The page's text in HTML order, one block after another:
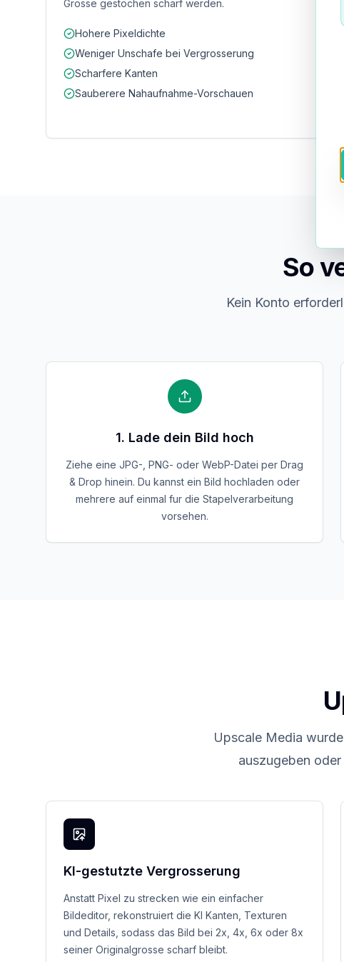
Grosse gestochen scharf werden.
Hohere Pixeldichte
Weniger Unschafe bei Vergrosserung
Scharfere Kanten
Sauberere Nahaufnahme-Vorschauen
So
Kein Konto
1. Lade dein Bild hoch
Ziehe eine JPG-, PNG- oder WebP-Datei per Drag
& Drop hinein. Du kannst ein Bild hochladen oder
mehrere auf einmal fur die Stapelverarbeitung
vorsehen.
Upscale Media
auszugeben
KI-gestutzte Vergrosserung
Anstatt Pixel zu strecken wie ein einfacher
Bildeditor, rekonstruiert die KI Kanten, Texturen
und Details, sodass das Bild bei 2x, 4x, 6x oder 8x
seiner Originalgrosse scharf bleibt.